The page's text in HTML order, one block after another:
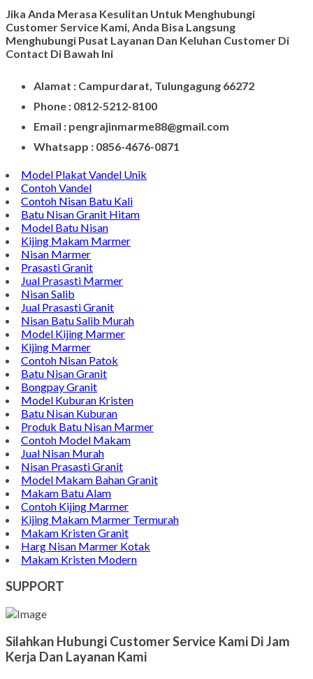
Model Prasasti Terbaru
Prasasti untuk Peresmian Masjid
Prasasti Marmer
Prasasti dari Marmer
Meja Makan Marmer
Meja Marmer Bulat
Vandel Kenang - Kenangan
CONTACT INFO
Jika Anda Merasa Kesulitan Untuk Menghubungi
Customer Service Kami, Anda Bisa Langsung
Menghubungi Pusat Layanan Dan Keluhan Customer Di
Contact Di Bawah Ini
Alamat : Campurdarat, Tulungagung 66272
Phone : 0812-5212-8100
Email : pengrajinmarme88@gmail.com
Whatsapp : 0856-4676-0871
Model Plakat Vandel Unik
Contoh Vandel
Contoh Nisan Batu Kali
Batu Nisan Granit Hitam
Model Batu Nisan
Kijing Makam Marmer
Nisan Marmer
Prasasti Granit
Jual Prasasti Marmer
Nisan Salib
Jual Prasasti Granit
Nisan Batu Salib Murah
Model Kijing Marmer
Kijing Marmer
Contoh Nisan Patok
Batu Nisan Granit
Bongpay Granit
Model Kuburan Kristen
Batu Nisan Kuburan
Produk Batu Nisan Marmer
Jual Nisan Murah
Nisan Prasasti Granit
Model Makam Bahan Granit
Makam Batu Alam